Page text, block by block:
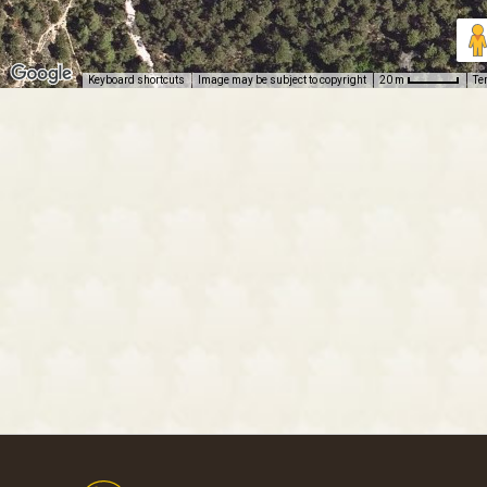
Keyboard shortcuts Image may be subject to copyright 20 m